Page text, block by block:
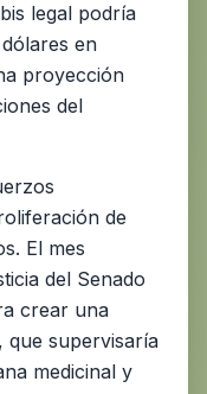
legal podría
en
proyección
del
de
El mes
del Senado
crear una
que supervisaría
medicinal y